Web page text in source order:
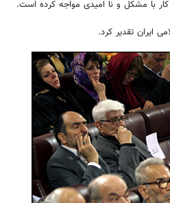
با مشکل و نا امیدی مواجه کرده است.
ایران تقدیر کرد.
اقتصادی شنبه ۱۷ مرداد ۱۴۰۵